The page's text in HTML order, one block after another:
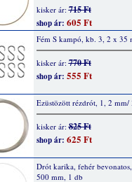
kisker ár:715 Ft
shop ár: 605 Ft
Fém S kampó, kb. 3, 2 x 35
kisker ár:770 Ft
shop ár: 555 Ft
Ezüstözött rézdrót, 1, 2 mm/
kisker ár:825 Ft
shop ár: 625 Ft
Drót karika, fehér
500 mm, 1 db